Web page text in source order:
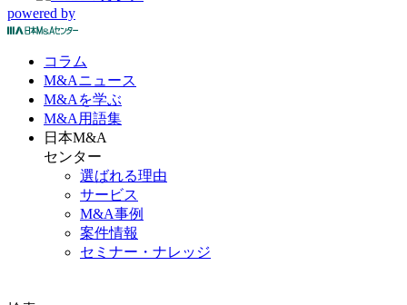
powered by
コラム
M&Aニュース
M&Aを学ぶ
M&A 用語集
日本M&A
センター
選ばれる理由
サービス
M&A事例
案件情報
セミナー・ナレッジ